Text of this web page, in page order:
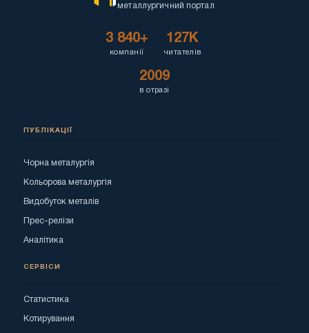
металлургичний портал
3 840+
компанії
127K
читателів
2009
в отразі
ПУБЛІКАЦІЇ
Чорна металургія
Кольорова металургія
Видобуток металів
Прес-релізи
Аналітика
СЕРВІСИ
Статистика
Котирування